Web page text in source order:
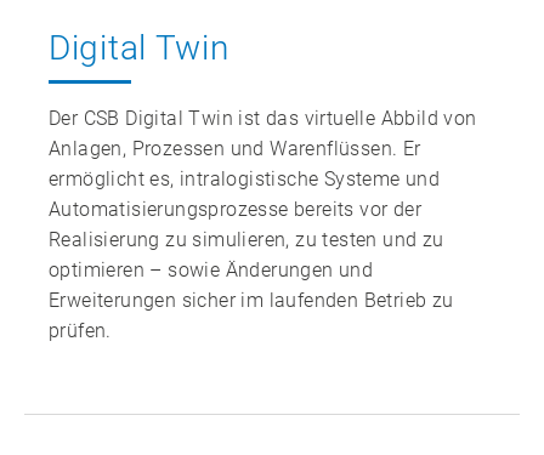
Digital Twin
Der CSB Digital Twin ist das virtuelle Abbild von
Anlagen, Prozessen und Warenflüssen. Er
ermöglicht es, intralogistische Systeme und
Automatisierungsprozesse bereits vor der
Realisierung zu simulieren, zu testen und zu
optimieren – sowie Änderungen und
Erweiterungen sicher im laufenden Betrieb zu
prüfen.